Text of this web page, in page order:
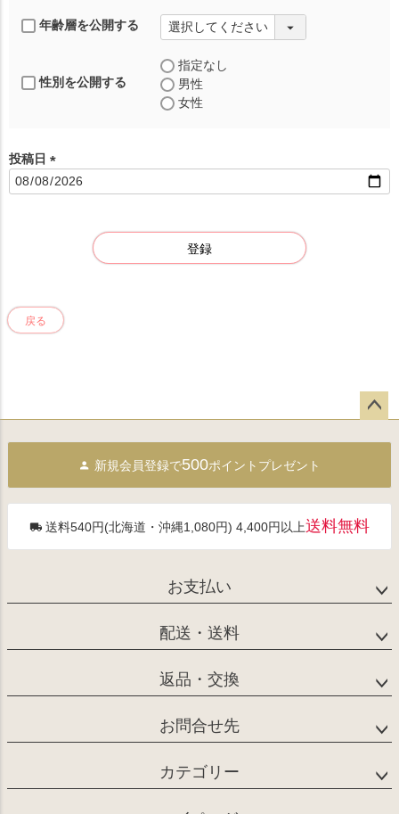
年齢層を公開する
性別を公開する
指定なし
男性
女性
投稿日
(
登録
戻る
へ
新規会員登録で500ポイントプレゼント
送料540円(北海道・沖縄1,080円) 4,400円以上送料無料
お支払い
配送・送料
返品・交換
お問合せ先
カテゴリー